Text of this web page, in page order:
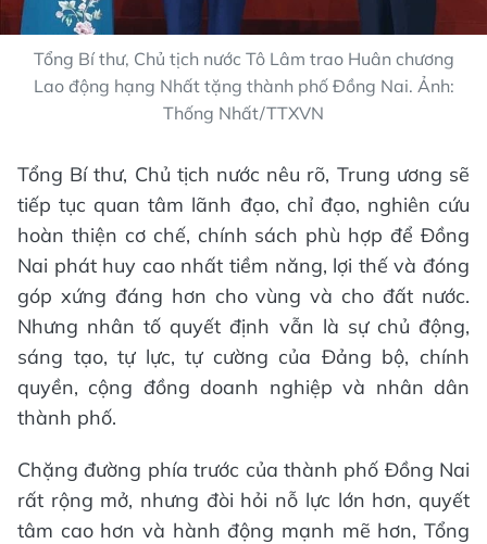
Tổng Bí thư, Chủ tịch nước Tô Lâm trao Huân chương
Lao động hạng Nhất tặng thành phố Đồng Nai. Ảnh:
Thống Nhất/TTXVN
Tổng Bí thư, Chủ tịch nước nêu rõ, Trung ương sẽ
tiếp tục quan tâm lãnh đạo, chỉ đạo, nghiên cứu
hoàn thiện cơ chế, chính sách phù hợp để Đồng
Nai phát huy cao nhất tiềm năng, lợi thế và đóng
góp xứng đáng hơn cho vùng và cho đất nước.
Nhưng nhân tố quyết định vẫn là sự chủ động,
sáng tạo, tự lực, tự cường của Đảng bộ, chính
quyền, cộng đồng doanh nghiệp và nhân dân
thành phố.
Chặng đường phía trước của thành phố Đồng Nai
rất rộng mở, nhưng đòi hỏi nỗ lực lớn hơn, quyết
tâm cao hơn và hành động mạnh mẽ hơn, Tổng